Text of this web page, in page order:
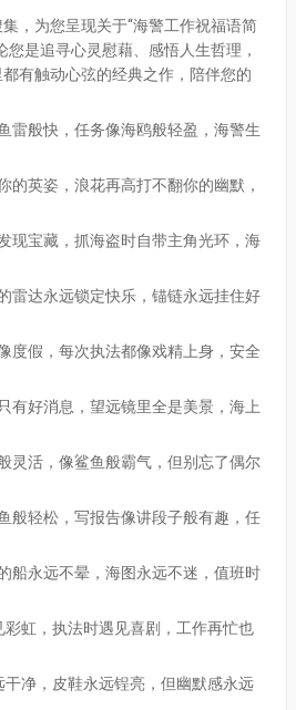
，为您呈现关于“海警工作祝福语简
您是追寻心灵慰藉、感悟人生哲理，
有触动心弦的经典之作，陪伴您的
雷般快，任务像海鸥般轻盈，海警生
的英姿，浪花再高打不翻你的幽默，
现宝藏，抓海盗时自带主角光环，海
雷达永远锁定快乐，锚链永远挂住好
度假，每次执法都像戏精上身，安全
有好消息，望远镜里全是美景，海上
灵活，像鲨鱼般霸气，但别忘了偶尔
般轻松，写报告像讲段子般有趣，任
船永远不晕，海图永远不迷，值班时
虹，执法时遇见喜剧，工作再忙也
净，皮鞋永远锃亮，但幽默感永远